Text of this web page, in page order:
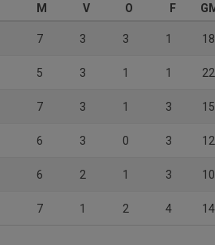
M V O F
7 3 3 1 18
5 3 1 1 22
7 3 1 3 15
6 3 0 3 12
6 2 1 3 10
7 1 2 4 14